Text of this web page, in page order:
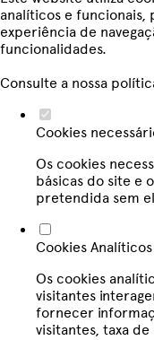
analíticos e
experiência de
funcionalidades.
Consulte a nossa
Cookies
Os cookies
básicas do site e
pretendida sem
Cookies Analíticos
Os cookies
visitantes
fornecer
visitantes, taxa